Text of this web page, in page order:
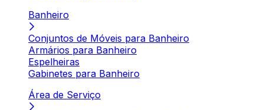
Banheiro
Conjuntos de Móveis para Banheiro
Armários para Banheiro
Espelheiras
Gabinetes para Banheiro
Área de Serviço